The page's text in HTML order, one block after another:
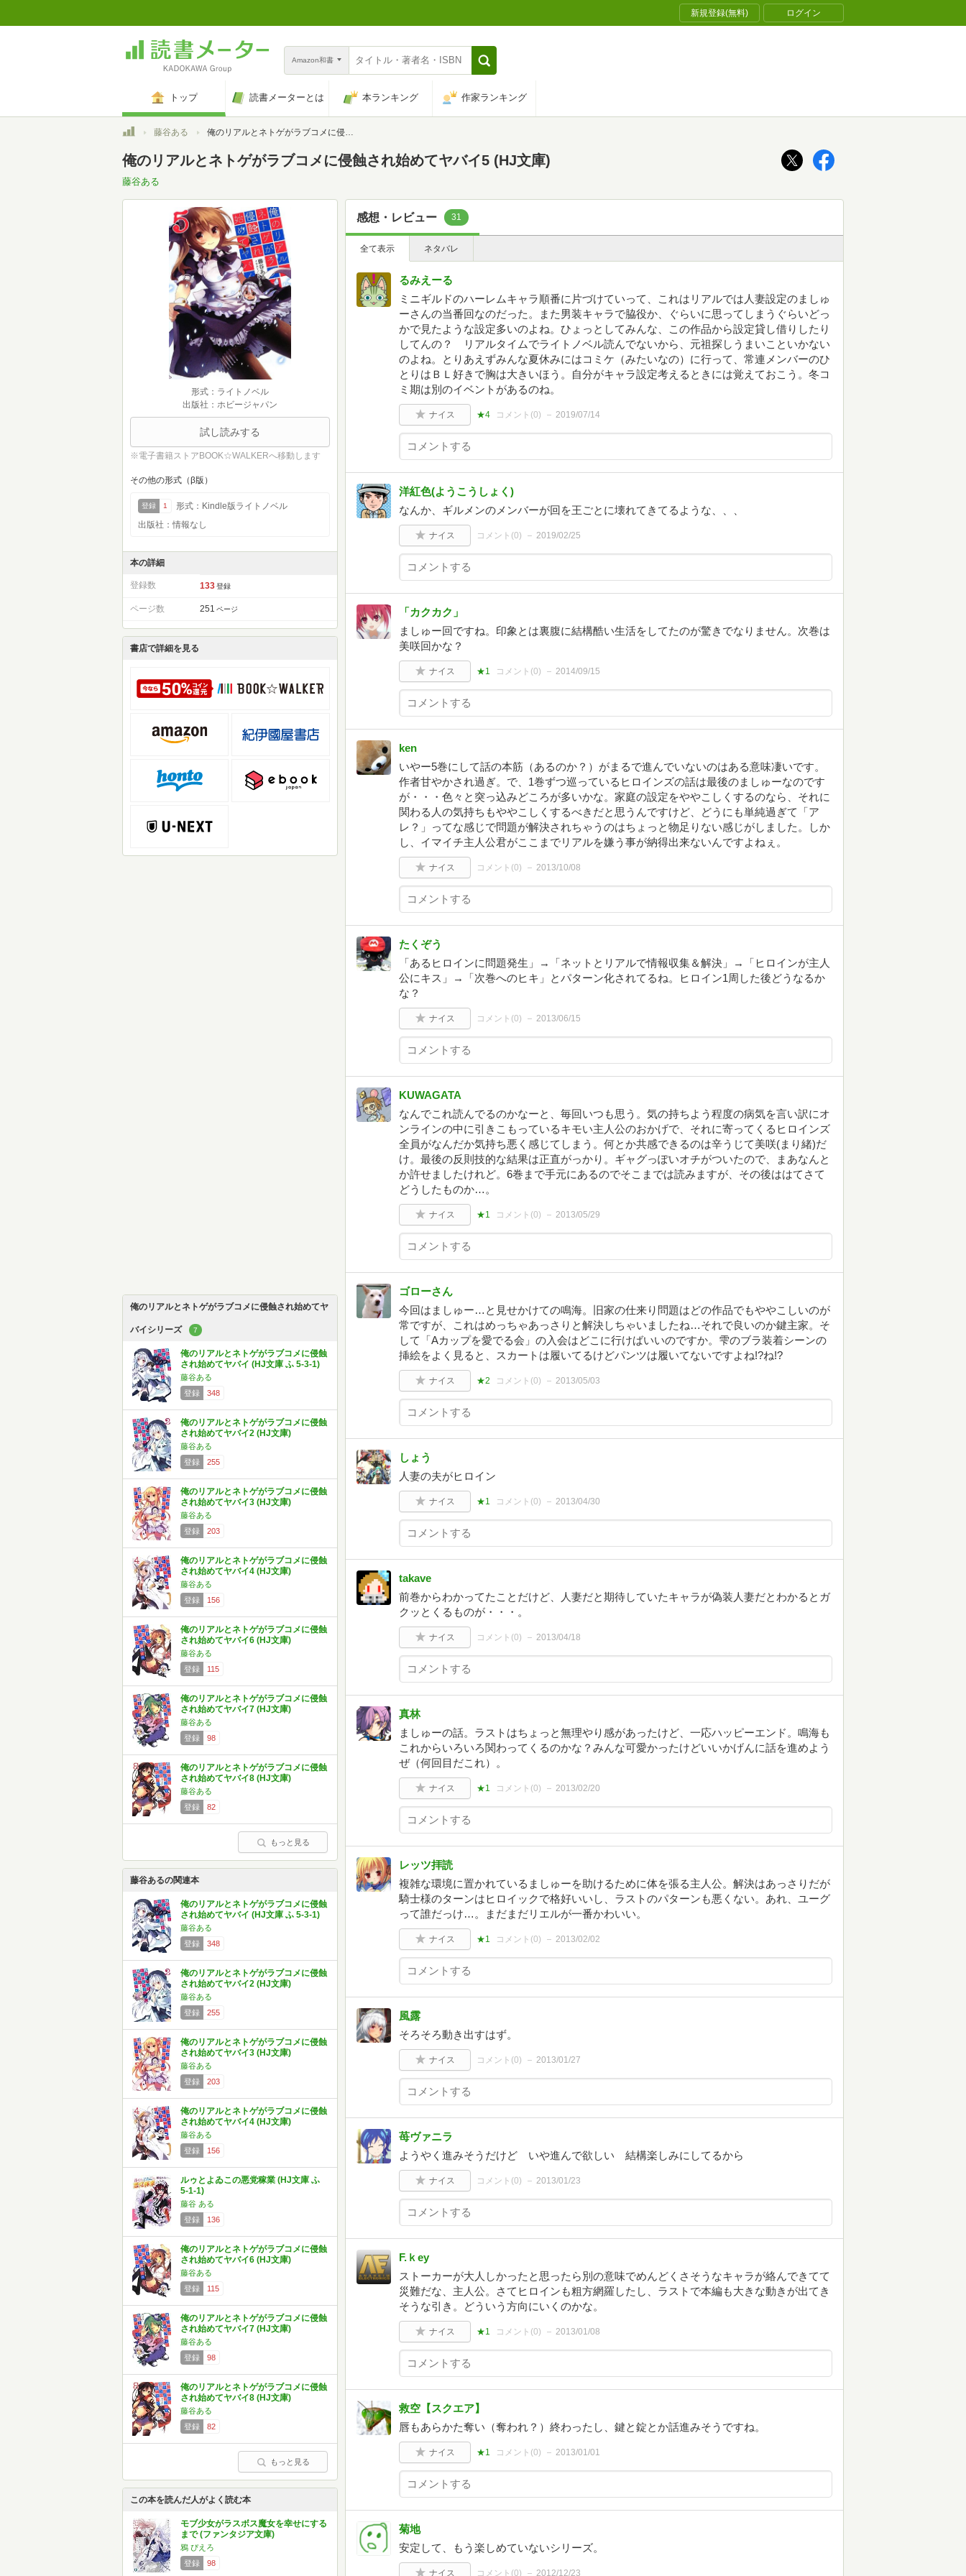
新規登録(無料) ログイン
Amazon和書
トップ 読書メーターとは 本ランキング 作家ランキング
トップ藤谷ある 俺のリアルとネトゲがラブコメに侵蝕され始めてヤバイ5 (HJ文庫)
俺のリアルとネトゲがラブコメに侵蝕され始めてヤバイ5 (HJ文庫)
藤谷ある
形式：ライトノベル
出版社：ホビージャパン
試し読みする
※電子書籍ストアBOOK☆WALKERへ移動します
その他の形式（β版）
登録 1
形式：Kindle版ライトノベル
出版社：情報なし
本の詳細
登録数 133 登録
ページ数 251 ページ
書店で詳細を見る
俺のリアルとネトゲがラブコメに侵蝕され始めてヤ
バイシリーズ 7
俺のリアルとネトゲがラブコメに侵蝕
され始めてヤバイ (HJ文庫 ふ 5-3-1)
藤谷ある
登録
348
俺のリアルとネトゲがラブコメに侵蝕
され始めてヤバイ2 (HJ文庫)
藤谷ある
登録
255
俺のリアルとネトゲがラブコメに侵蝕
され始めてヤバイ3 (HJ文庫)
藤谷ある
登録
203
俺のリアルとネトゲがラブコメに侵蝕
され始めてヤバイ4 (HJ文庫)
藤谷ある
登録
156
俺のリアルとネトゲがラブコメに侵蝕
され始めてヤバイ6 (HJ文庫)
藤谷ある
登録
115
俺のリアルとネトゲがラブコメに侵蝕
され始めてヤバイ7 (HJ文庫)
藤谷ある
登録
98
俺のリアルとネトゲがラブコメに侵蝕
され始めてヤバイ8 (HJ文庫)
藤谷ある
登録
82
もっと見る
藤谷あるの関連本
俺のリアルとネトゲがラブコメに侵蝕
され始めてヤバイ (HJ文庫 ふ 5-3-1)
藤谷ある
登録
348
俺のリアルとネトゲがラブコメに侵蝕
され始めてヤバイ2 (HJ文庫)
藤谷ある
登録
255
俺のリアルとネトゲがラブコメに侵蝕
され始めてヤバイ3 (HJ文庫)
藤谷ある
登録
203
俺のリアルとネトゲがラブコメに侵蝕
され始めてヤバイ4 (HJ文庫)
藤谷ある
登録
156
ルゥとよゐこの悪党稼業 (HJ文庫 ふ
5-1-1)
藤谷 ある
登録
136
俺のリアルとネトゲがラブコメに侵蝕
され始めてヤバイ6 (HJ文庫)
藤谷ある
登録
115
俺のリアルとネトゲがラブコメに侵蝕
され始めてヤバイ7 (HJ文庫)
藤谷ある
登録
98
俺のリアルとネトゲがラブコメに侵蝕
され始めてヤバイ8 (HJ文庫)
藤谷ある
登録
82
もっと見る
この本を読んだ人がよく読む本
モブ少女がラスボス魔女を幸せにする
まで (ファンタジア文庫)
鴉 ぴえろ
登録
98
感想・レビュー 31
全て表示 ネタバレ
るみえーる
ミニギルドのハーレムキャラ順番に片づけていって、これはリアルでは人妻設定のましゅ
ーさんの当番回なのだった。また男装キャラで脇役か、ぐらいに思ってしまうぐらいどっ
かで見たような設定多いのよね。ひょっとしてみんな、この作品から設定貸し借りしたり
してんの？ リアルタイムでライトノベル読んでないから、元祖探しうまいこといかない
のよね。とりあえずみんな夏休みにはコミケ（みたいなの）に行って、常連メンバーのひ
とりはＢＬ好きで胸は大きいほう。自分がキャラ設定考えるときには覚えておこう。冬コ
ミ期は別のイベントがあるのね。
ナイス ★4 コメント(0) 2019/07/14
洋紅色(ようこうしょく)
なんか、ギルメンのメンバーが回を王ごとに壊れてきてるような、、、
ナイス コメント(0) 2019/02/25
「カクカク」
ましゅー回ですね。印象とは裏腹に結構酷い生活をしてたのが驚きでなりません。次巻は
美咲回かな？
ナイス ★1 コメント(0) 2014/09/15
ken
いやー5巻にして話の本筋（あるのか？）がまるで進んでいないのはある意味凄いです。
作者甘やかされ過ぎ。で、1巻ずつ巡っているヒロインズの話は最後のましゅーなのです
が・・・色々と突っ込みどころが多いかな。家庭の設定をややこしくするのなら、それに
関わる人の気持ちもややこしくするべきだと思うんですけど、どうにも単純過ぎて「ア
レ？」ってな感じで問題が解決されちゃうのはちょっと物足りない感じがしました。しか
し、イマイチ主人公君がここまでリアルを嫌う事が納得出来ないんですよねぇ。
ナイス コメント(0) 2013/10/08
たくぞう
「あるヒロインに問題発生」→「ネットとリアルで情報収集＆解決」→「ヒロインが主人
公にキス」→「次巻へのヒキ」とパターン化されてるね。ヒロイン1周した後どうなるか
な？
ナイス コメント(0) 2013/06/15
KUWAGATA
なんでこれ読んでるのかなーと、毎回いつも思う。気の持ちよう程度の病気を言い訳にオ
ンラインの中に引きこもっているキモい主人公のおかげで、それに寄ってくるヒロインズ
全員がなんだか気持ち悪く感じてしまう。何とか共感できるのは辛うじて美咲(まり緒)だ
け。最後の反則技的な結果は正直がっかり。ギャグっぽいオチがついたので、まあなんと
か許せましたけれど。6巻まで手元にあるのでそこまでは読みますが、その後ははてさて
どうしたものか…。
ナイス ★1 コメント(0) 2013/05/29
ゴローさん
今回はましゅー…と見せかけての鳴海。旧家の仕来り問題はどの作品でもややこしいのが
常ですが、これはめっちゃあっさりと解決しちゃいましたね…それで良いのか鍵主家。そ
して「Aカップを愛でる会」の入会はどこに行けばいいのですか。雫のブラ装着シーンの
挿絵をよく見ると、スカートは履いてるけどパンツは履いてないですよね!?ね!?
ナイス ★2 コメント(0) 2013/05/03
しょう
人妻の夫がヒロイン
ナイス ★1 コメント(0) 2013/04/30
takave
前巻からわかってたことだけど、人妻だと期待していたキャラが偽装人妻だとわかるとガ
クッとくるものが・・・。
ナイス コメント(0) 2013/04/18
真林
ましゅーの話。ラストはちょっと無理やり感があったけど、一応ハッピーエンド。鳴海も
これからいろいろ関わってくるのかな？みんな可愛かったけどいいかげんに話を進めよう
ぜ（何回目だこれ）。
ナイス ★1 コメント(0) 2013/02/20
レッツ拝読
複雑な環境に置かれているましゅーを助けるために体を張る主人公。解決はあっさりだが
騎士様のターンはヒロイックで格好いいし、ラストのパターンも悪くない。あれ、ユーグ
って誰だっけ…。まだまだリエルが一番かわいい。
ナイス ★1 コメント(0) 2013/02/02
風露
そろそろ動き出すはず。
ナイス コメント(0) 2013/01/27
苺ヴァニラ
ようやく進みそうだけど いや進んで欲しい 結構楽しみにしてるから
ナイス コメント(0) 2013/01/23
F.ｋey
ストーカーが大人しかったと思ったら別の意味でめんどくさそうなキャラが絡んできてて
災難だな、主人公。さてヒロインも粗方網羅したし、ラストで本編も大きな動きが出てき
そうな引き。どういう方向にいくのかな。
ナイス ★1 コメント(0) 2013/01/08
救空【スクエア】
唇もあらかた奪い（奪われ？）終わったし、鍵と錠とか話進みそうですね。
ナイス ★1 コメント(0) 2013/01/01
菊地
安定して、もう楽しめていないシリーズ。
ナイス コメント(0) 2012/12/23